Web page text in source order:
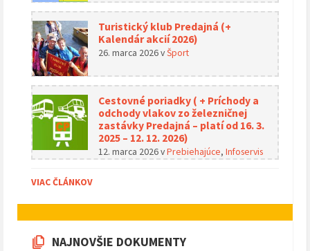
Turistický klub Predajná (+
Kalendár akcií 2026)
26. marca 2026vŠport
Cestovné poriadky ( + Príchody a
odchody vlakov zo železničnej
zastávky Predajná – platí od 16. 3.
2025 – 12. 12. 2026)
12. marca 2026vPrebiehajúce, Infoservis
VIAC ČLÁNKOV
NAJNOVŠIE DOKUMENTY